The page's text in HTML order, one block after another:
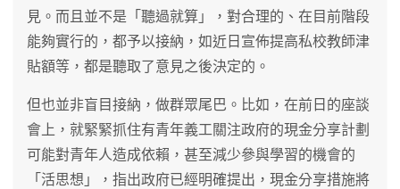
見。而且並不是「聽過就算」，對合理的、在目前階段
能夠實行的，都予以接納，如近日宣佈提高私校教師津
貼額等，都是聽取了意見之後決定的。
但也並非盲目接納，做群眾尾巴。比如，在前日的座談
會上，就緊緊抓住有青年義工關注政府的現金分享計劃
可能對青年人造成依賴，甚至減少參與學習的機會的
「活思想」，指出政府已經明確提出，現金分享措施將